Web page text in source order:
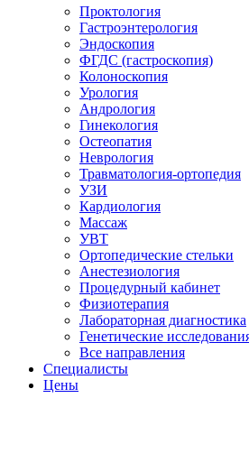
Проктология
Гастроэнтерология
Эндоскопия
ФГДС (гастроскопия)
Колоноскопия
Урология
Андрология
Гинекология
Остеопатия
Неврология
Травматология-ортопедия
УЗИ
Кардиология
Массаж
УВТ
Ортопедические стельки
Анестезиология
Процедурный кабинет
Физиотерапия
Лабораторная диагностика
Генетические
Все направления
Специалисты
Цены